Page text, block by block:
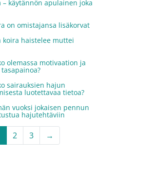
– käytännön apulainen joka
on omistajansa lisäkorvat
koira haistelee muttei
olemassa motivaation ja
sairauksien hajun
luotettavaa tietoa?
vuoksi jokaisen pennun
hajutehtäviin
2 3 →